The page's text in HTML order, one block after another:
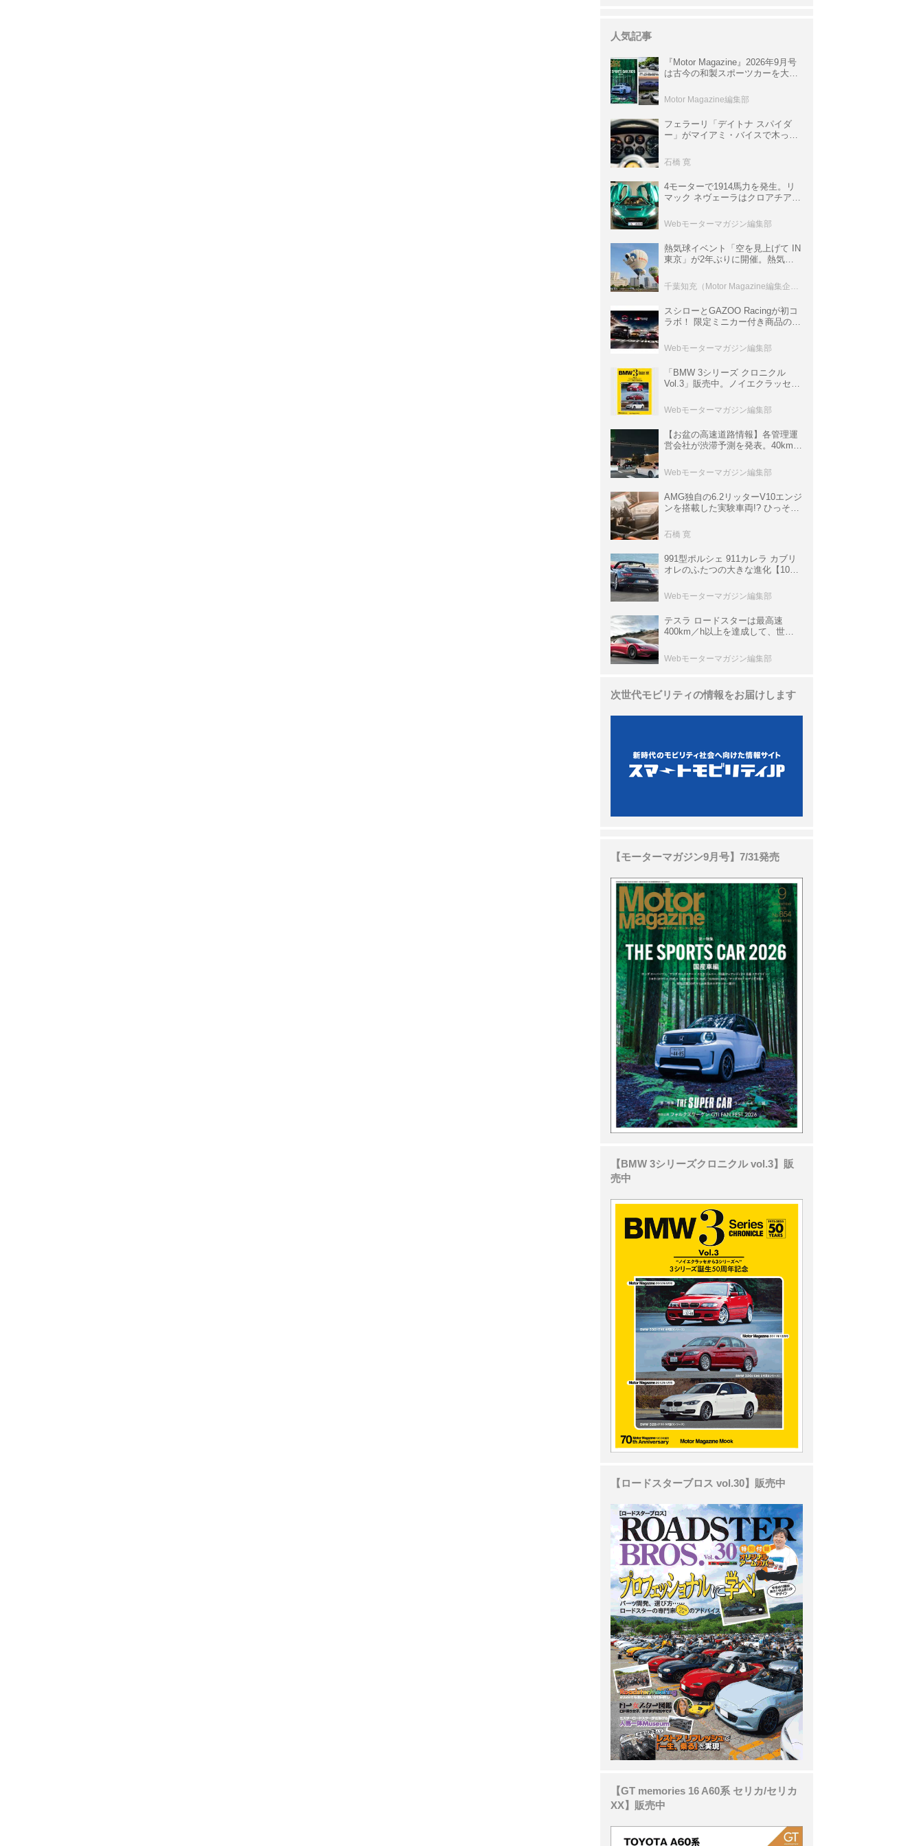
人気記事
『Motor Magazine』2026年9月号
は古今の和製スポーツカーを大特
情報も満載
Motor Magazine編集部
フェラーリ「デイトナ スパイダ
ー」がマイアミ・バイスで木っ端
サ」に化けた理由
石橋 寛
4モーターで1914馬力を発生。リ
マック ネヴェーラはクロアチア発
ロニクル・完全版／115】
Webモーターマガジン編集部
熱気球イベント「空を見上げて IN
東京」が2年ぶりに開催。熱気球
室などのコンテンツも
スシローとGAZOO Racingが初コ
ラボ！ 限定ミニカー付き商品の
ト体験があたる抽選企画などを展
開
Webモーターマガジン編集部
「BMW 3シリーズ クロニクル
Vol.3」販売中。ノイエクラッセか
ムック
Webモーターマガジン編集部
【お盆の高速道路情報】各管理運
営会社が渋滞予測を発表。40km以
数ある
Webモーターマガジン編集部
AMG独自の6.2リッターV10エンジ
ンを搭載した実験車両!? ひっそり
P900 プロトタイプ」とは
石橋 寛
991型ポルシェ 911カレラ カブリ
オレのふたつの大きな進化【10年
Webモーターマガジン編集部
テスラ ロードスターは最高速
400km／h以上を達成して、世界
ーカークロニクル・完全版／
113】
Webモーターマガジン編集部
次世代モビリティの情報をお届けします
【モーターマガジン9月号】7/31発売
【BMW 3シリーズクロニクル vol.3】販
売中
【ロードスターブロス vol.30】販売中
【GT memories 16 A60系 セリカ/セリカ
XX】販売中